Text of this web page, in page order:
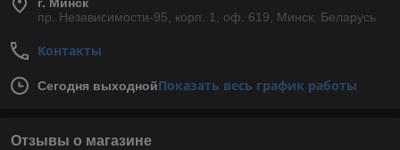
г. Минск
пр. Независимости-95, корп. 1, оф. 619, Минск, Беларусь
Контакты
Сегодня выходнойПоказать весь график работы
Отзывы о магазине